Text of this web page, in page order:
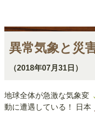
異常気象と災
（2018年07月31日）
地球全体が急激な気象変
動に遭遇している！ 日本